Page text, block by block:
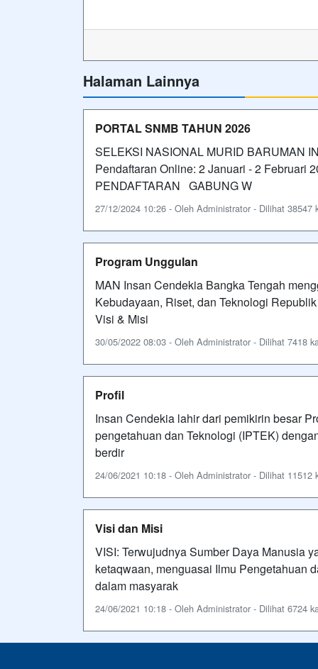
Halaman Lainnya
PORTAL SNMB TAHUN 2026
SELEKSI NASIONAL MURID BARUMAN
Pendaftaran Online: 2 Januari - 2 Februari
PENDAFTARAN GABUNG W
27/12/2024 10:26 - Oleh Administrator - Dilihat 38547
Program Unggulan
MAN Insan Cendekia Bangka Tengah
Kebudayaan, Riset, dan Teknologi
Visi & Misi
30/05/2022 08:03 - Oleh Administrator - Dilihat 7418
Profil
Insan Cendekia lahir dari pemikirin besar
pengetahuan dan Teknologi (IPTEK)
berdir
24/06/2021 10:18 - Oleh Administrator - Dilihat 11512
Visi dan Misi
VISI: Terwujudnya Sumber Daya Manusia
ketaqwaan, menguasai Ilmu Pengetahuan
dalam masyarak
24/06/2021 10:18 - Oleh Administrator - Dilihat 6724